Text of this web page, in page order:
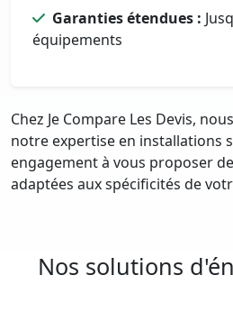
Garanties étendues :
équipements
Chez Je Compare Les Devis,
notre expertise en installations
engagement à vous proposer
adaptées aux spécificités de
Nos solutions